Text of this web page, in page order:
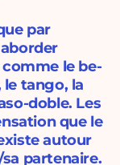
par
le be-
tango, la
doble. Les
que le
autour
partenaire.